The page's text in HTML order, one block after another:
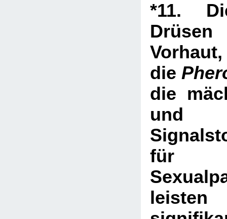
*11.
Vorhaut,
die
die
und
für